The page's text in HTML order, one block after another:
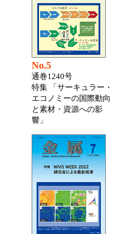
No.5
通巻1240号
特集 「サーキュラー・
エコノミーの国際動向
と素材・資源への影
響」